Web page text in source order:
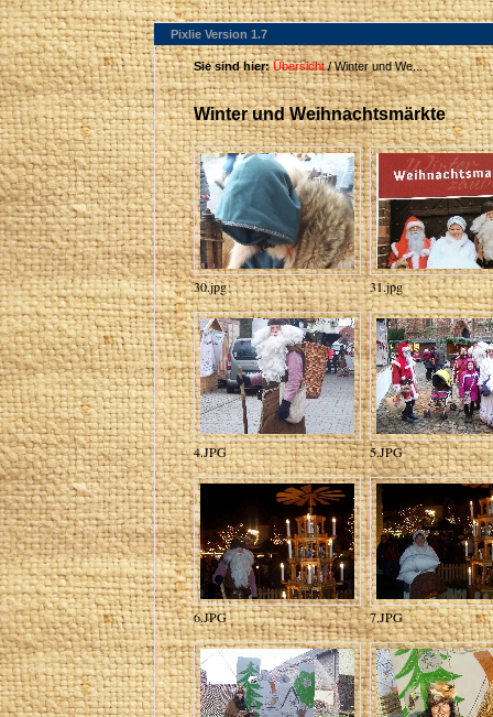
Pixlie Version 1.7
Sie sind hier: Übersicht/ Winter und We...
Winter und Weihnachtsmärkte
30.jpg 31.jpg
4.JPG 5.JPG
6.JPG 7.JPG